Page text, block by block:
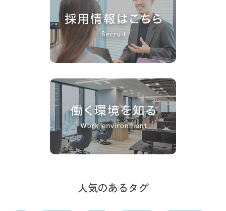
人気のあるタグ